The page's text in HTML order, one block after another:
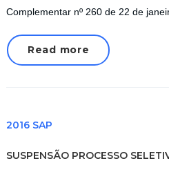
Complementar nº 260 de 22 de
Read more
2016 SAP
SUSPENSÃO PROCESSO